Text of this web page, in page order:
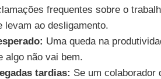
frequentes sobre o
ao desligamento.
Uma queda na
algo não vai bem.
tardias: Se um colaborador